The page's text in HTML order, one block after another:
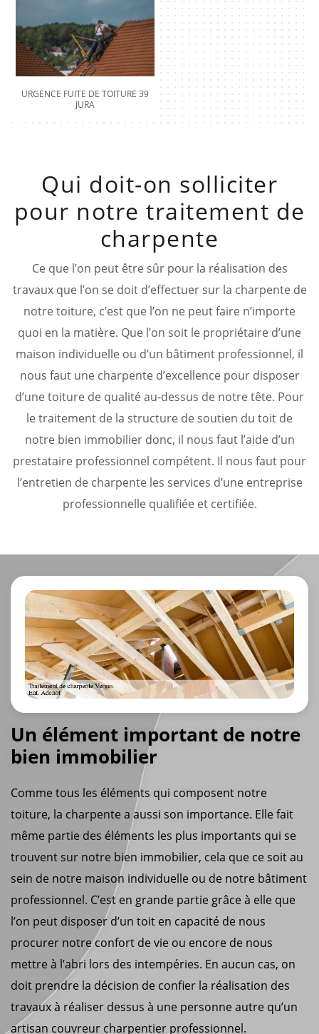
URGENCE FUITE DE TOITURE 39
JURA
Qui doit-on solliciter
pour notre traitement de
charpente
Ce que l’on peut être sûr pour la réalisation des
travaux que l’on se doit d’effectuer sur la charpente de
notre toiture, c’est que l’on ne peut faire n’importe
quoi en la matière. Que l’on soit le propriétaire d’une
maison individuelle ou d’un bâtiment professionnel, il
nous faut une charpente d’excellence pour disposer
d’une toiture de qualité au-dessus de notre tête. Pour
le traitement de la structure de soutien du toit de
notre bien immobilier donc, il nous faut l’aide d’un
prestataire professionnel compétent. Il nous faut pour
l’entretien de charpente les services d’une entreprise
professionnelle qualifiée et certifiée.
Un élément important de notre
bien immobilier
Comme tous les éléments qui composent notre
toiture, la charpente a aussi son importance. Elle fait
même partie des éléments les plus importants qui se
trouvent sur notre bien immobilier, cela que ce soit au
sein de notre maison individuelle ou de notre bâtiment
professionnel. C’est en grande partie grâce à elle que
l’on peut disposer d’un toit en capacité de nous
procurer notre confort de vie ou encore de nous
mettre à l’abri lors des intempéries. En aucun cas, on
doit prendre la décision de confier la réalisation des
travaux à réaliser dessus à une personne autre qu’un
artisan couvreur charpentier professionnel.